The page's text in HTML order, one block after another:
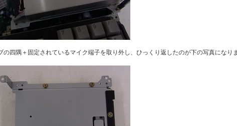
の四隅＋固定されているマイク端子を取り外し、ひっくり返したのが下の写真になりま